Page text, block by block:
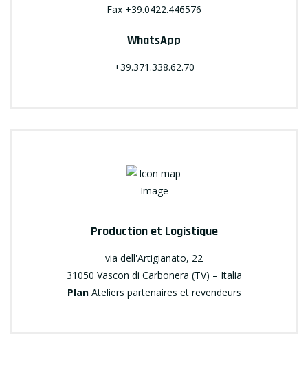
Fax +39.0422.446576
WhatsApp
+39.371.338.62.70
Production et Logistique
via dell'Artigianato, 22
31050 Vascon di Carbonera (TV) – Italia
PlanAteliers partenaires et revendeurs